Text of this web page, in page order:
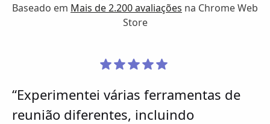
Baseado em Mais de 2.200 avaliações na Chrome Web
Store
“Experimentei várias ferramentas de
reunião diferentes, incluindo